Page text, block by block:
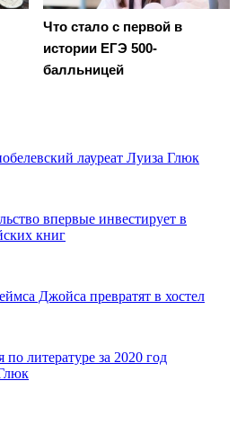
Что стало с первой в
истории ЕГЭ 500-
балльницей
лауреат Луиза Глюк
впервые инвестирует в
книг
Джойса превратят в хостел
литературе за 2020 год